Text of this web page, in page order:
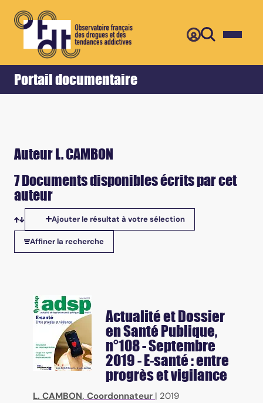
Portail documentaire
Accueil Retour
Auteur L. CAMBON
7 Documents disponibles écrits par cet
auteur
Tris disponibles
Ajouter le résultat à votre sélection
Affiner la recherche
Actualité et Dossier
en Santé Publique,
n°108 - Septembre
2019 - E-santé : entre
progrès et vigilance
L. CAMBON, Coordonnateur | 2019